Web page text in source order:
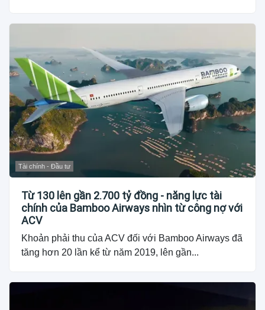
Tài chính - Đầu tư
Từ 130 lên gần 2.700 tỷ đồng - năng lực tài
chính của Bamboo Airways nhìn từ công nợ với
ACV
Khoản phải thu của ACV đối với Bamboo Airways đã
tăng hơn 20 lần kể từ năm 2019, lên gần...